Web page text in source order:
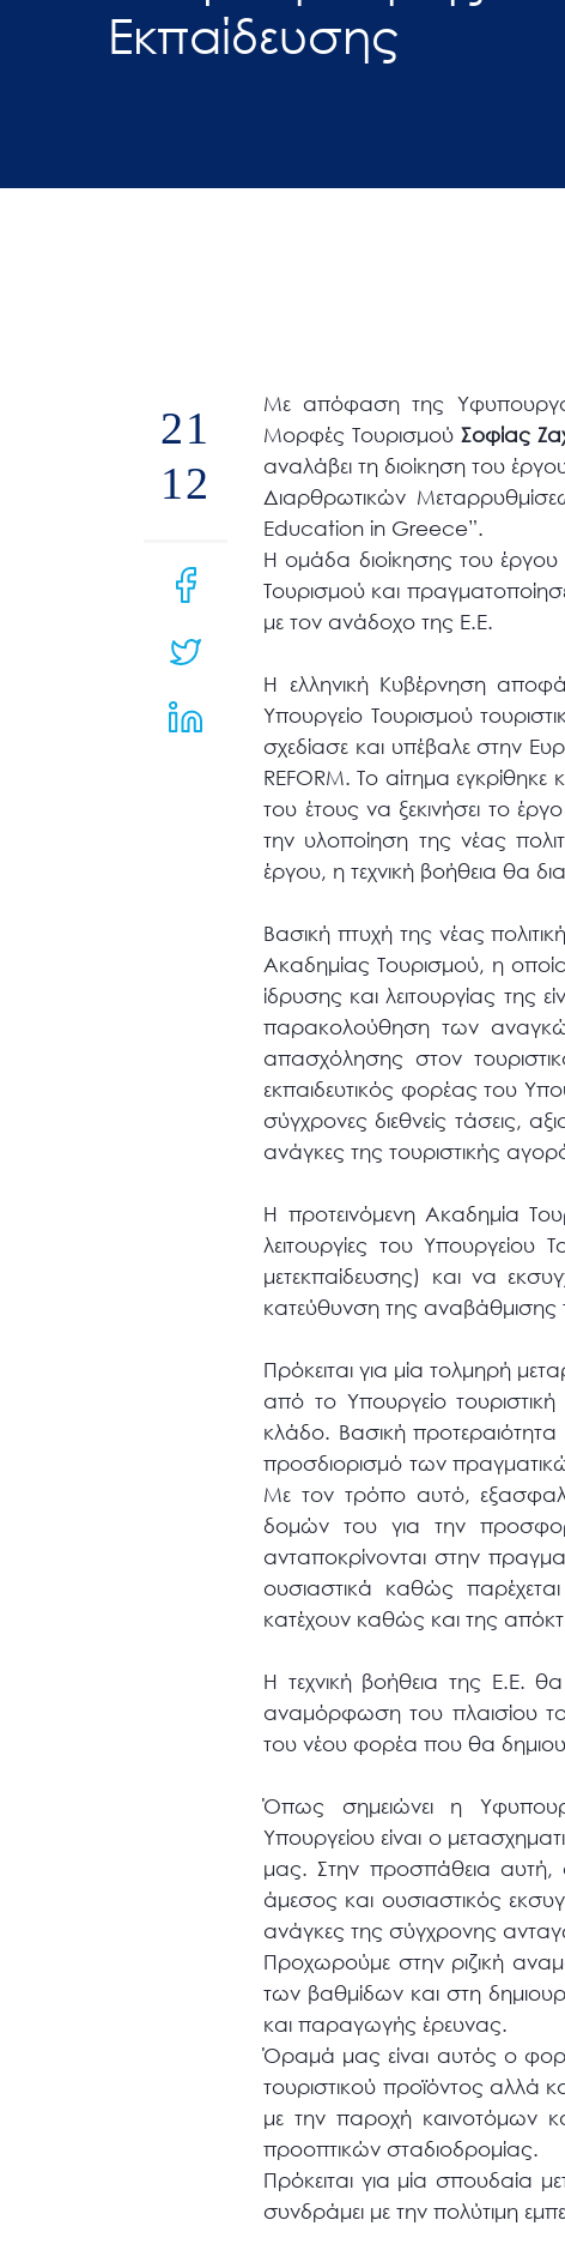
χρησιμοποιούν
Εκπαίδευσης
21
12
Με απόφαση της Υφυπουργού
Μορφές Τουρισμού Σοφίας
αναλάβει τη διοίκηση του
Διαρθρωτικών
Education in Greece”.
Η ομάδα διοίκησης του έργου
Τουρισμού και
με τον ανάδοχο της Ε.Ε.
Η ελληνική Κυβέρνηση
Υπουργείο Τουρισμού
σχεδίασε και υπέβαλε στην
REFORM. Το αίτημα
του έτους να ξεκινήσει το
την υλοποίηση της νέας
έργου, η τεχνική βοήθεια θα
Βασική πτυχή της νέας
Ακαδημίας Τουρισμού, η
ίδρυσης και λειτουργίας της
παρακολούθηση των
απασχόλησης στον
εκπαιδευτικός φορέας του
σύγχρονες διεθνείς τάσεις,
ανάγκες της τουριστικής
Η προτεινόμενη Ακαδημία
λειτουργίες του
μετεκπαίδευσης) και να
κατεύθυνση της αναβάθμισης
Πρόκειται για μία τολμηρή
από το Υπουργείο τουριστική
κλάδο. Βασική
προσδιορισμό των
Με τον τρόπο αυτό,
δομών του για την
ανταποκρίνονται στην
ουσιαστικά καθώς
κατέχουν καθώς και της
Η τεχνική βοήθεια της Ε.Ε.
αναμόρφωση του πλαισίου
του νέου φορέα που θα
Όπως σημειώνει η
Υπουργείου είναι ο
μας. Στην προσπάθεια αυτή,
άμεσος και ουσιαστικός
ανάγκες της σύγχρονης
Προχωρούμε στην ριζική
των βαθμίδων και στη
και παραγωγής έρευνας.
Όραμά μας είναι αυτός ο
τουριστικού προϊόντος αλλά
με την παροχή καινοτόμων
προοπτικών σταδιοδρομίας.
Πρόκειται για μία σπουδαία
συνδράμει με την πολύτιμη